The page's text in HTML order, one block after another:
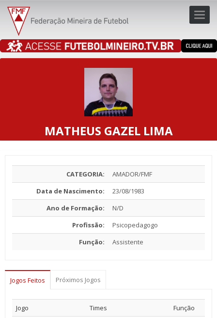
MATHEUS GAZEL LIMA
CATEGORIA:
AMADOR/FMF
Data de Nascimento:
23/08/1983
Ano de Formação:
N/D
Profissão:
Psicopedagogo
Função:
Assistente
Jogos Feitos Próximos Jogos
Jogo Times Função